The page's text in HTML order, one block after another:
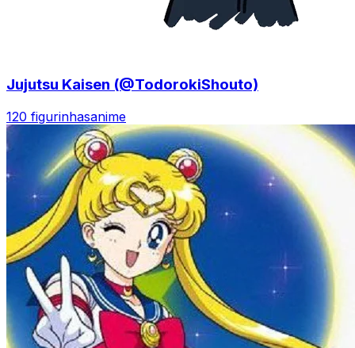
Jujutsu Kaisen (@TodorokiShouto)
120 figurinhasanime